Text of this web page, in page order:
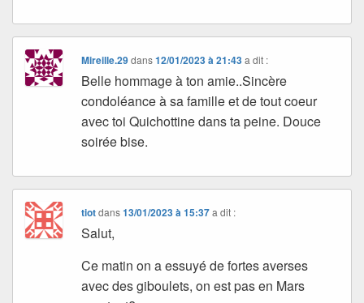
Mireille.29dans12/01/2023 à 21:43 a dit :
Belle hommage à ton amie..Sincère
condoléance à sa famille et de tout coeur
avec toi Quichottine dans ta peine. Douce
soirée bise.
tiotdans13/01/2023 à 15:37 a dit :
Salut,
Ce matin on a essuyé de fortes averses
avec des giboulets, on est pas en Mars